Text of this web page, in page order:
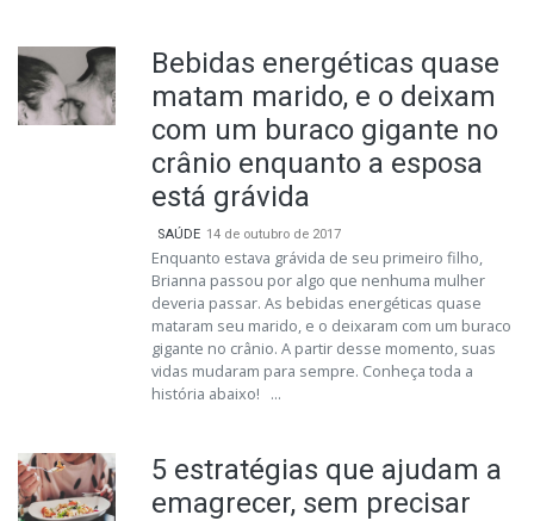
Bebidas energéticas quase
matam marido, e o deixam
com um buraco gigante no
crânio enquanto a esposa
está grávida
SAÚDE 14 de outubro de 2017
Enquanto estava grávida de seu primeiro filho,
Brianna passou por algo que nenhuma mulher
deveria passar. As bebidas energéticas quase
mataram seu marido, e o deixaram com um buraco
gigante no crânio. A partir desse momento, suas
vidas mudaram para sempre. Conheça toda a
história abaixo! ...
5 estratégias que ajudam a
emagrecer, sem precisar